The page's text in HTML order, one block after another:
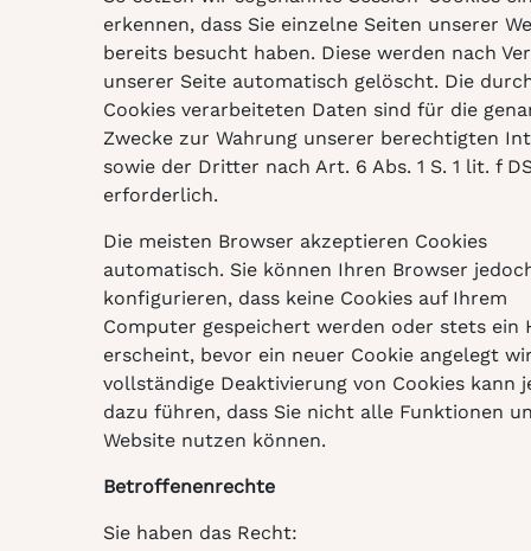
erkennen, dass Sie einzelne Seiten unserer
bereits besucht haben. Diese werden nach
unserer Seite automatisch gelöscht. Die
Cookies verarbeiteten Daten sind für die
Zwecke zur Wahrung unserer berechtigten
sowie der Dritter nach Art. 6 Abs. 1 S. 1 lit. f
erforderlich.
Die meisten Browser akzeptieren Cookies
automatisch. Sie können Ihren Browser
konfigurieren, dass keine Cookies auf Ihrem
Computer gespeichert werden oder stets ein
erscheint, bevor ein neuer Cookie angelegt
vollständige Deaktivierung von Cookies kann
dazu führen, dass Sie nicht alle Funktionen
Website nutzen können.
Betroffenenrechte
Sie haben das Recht: